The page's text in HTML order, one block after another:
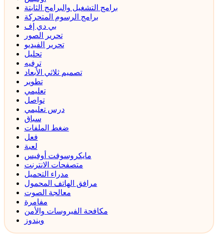
برامج التشغيل والبرامج الثابتة
برامج الرسوم المتحركة
بي دي إف
تحرير الصور
تحرير الفيديو
تحليل
ترفيه
تصميم ثلاثي الأبعاد
تطوير
تعليمي
تواصل
درس تعليمي
سباق
ضغط الملفات
فعل
لعبة
مايكروسوفت أوفيس
متصفحات الانترنت
مدراء التحميل
مرافق الهاتف المحمول
معالجة الصوت
مفامرة
مكافحة الفيروسات والأمن
ويندوز